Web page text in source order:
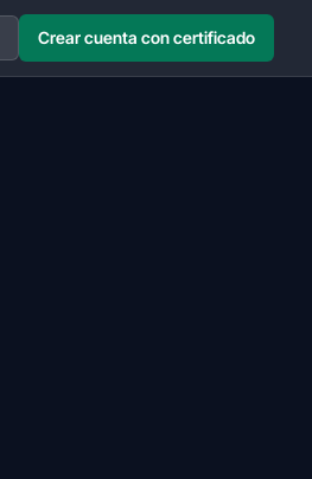
Crear cuenta con certificado